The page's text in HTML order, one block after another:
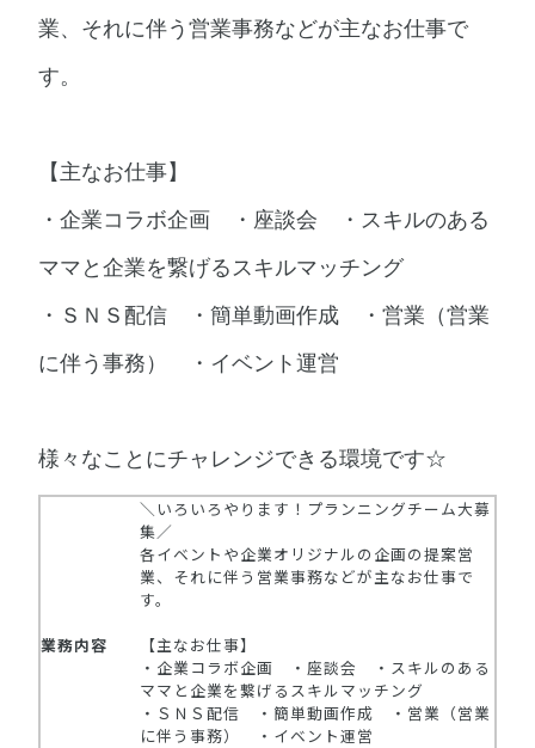
業、それに伴う営業事務などが主なお仕事で
す。
【主なお仕事】
・企業コラボ企画 ・座談会 ・スキルのある
ママと企業を繋げるスキルマッチング
・ＳＮＳ配信 ・簡単動画作成 ・営業（営業
に伴う事務） ・イベント運営
様々なことにチャレンジできる環境です☆
業務内容
＼いろいろやります！プランニングチーム大募
集／
各イベントや企業オリジナルの企画の提案営
業、それに伴う営業事務などが主なお仕事で
す。
【主なお仕事】
・企業コラボ企画 ・座談会 ・スキルのある
ママと企業を繋げるスキルマッチング
・ＳＮＳ配信 ・簡単動画作成 ・営業（営業
に伴う事務） ・イベント運営